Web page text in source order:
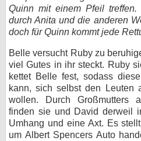
Quinn mit einem Pfeil
durch Anita und die anderen
doch für Quinn kommt jede
Belle versucht Ruby zu
viel Gutes in ihr steckt. Ruby
kettet Belle fest, sodass
kann, sich selbst den Leuten
wollen. Durch Großmutters
finden sie und David derweil
Umhang und eine Axt. Es
um Albert Spencers Auto